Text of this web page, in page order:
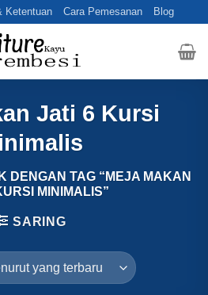
Ketentuan Cara Pemesanan Blog
Jati 6 Kursi
DENGAN TAG “MEJA MAKAN
MINIMALIS”
SARING